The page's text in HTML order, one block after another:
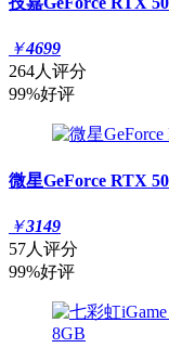
￥4699
264人评分
99%好评
微星GeForce RTX
￥3149
57人评分
99%好评